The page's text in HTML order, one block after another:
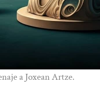
a Joxean Artze.